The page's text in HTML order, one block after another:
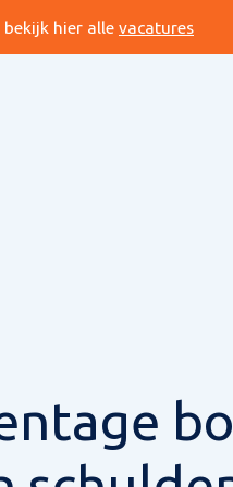
bekijk hier alle vacatures